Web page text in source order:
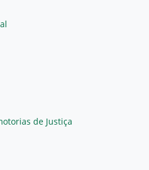
de Justiça